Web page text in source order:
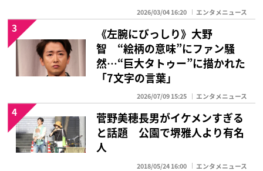
2026/03/04 16:20 エンタメニュース
《左腕にびっしり》大野
智 “絵柄の意味”にファン騒
然…“巨大タトゥー”に描かれた
「7文字の言葉」
2026/07/09 15:25 エンタメニュース
3
菅野美穂長男がイケメンすぎる
と話題 公園で堺雅人より有名
人
2018/05/24 16:00 エンタメニュース
4